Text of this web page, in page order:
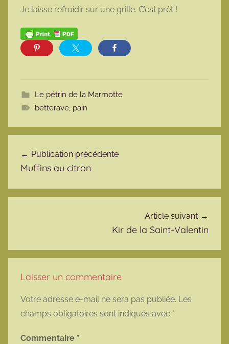
Je laisse refroidir sur une grille. C’est prêt !
Le pétrin de la Marmotte
betterave, pain
Publication précédente
Muffins au citron
Article suivant
Kir de la Saint-Valentin
Laisser un commentaire
Votre adresse e-mail ne sera pas publiée. Les
champs obligatoires sont indiqués avec *
Commentaire *